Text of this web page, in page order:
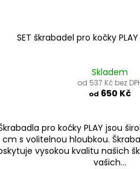
SET škrabadel pro kočky
Skladem
od 537 Kč bez
od 650 Kč
pro kočky PLAY jsou
cm s volitelnou hloubkou.
vysokou kvalitu našich
vašich...